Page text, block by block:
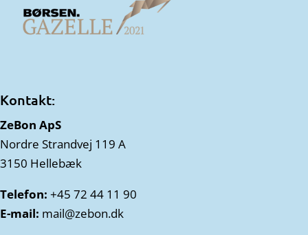
Kontakt:
ZeBon ApS
Nordre Strandvej 119 A
3150 Hellebæk
Telefon: +45 72 44 11 90
E-mail: mail@zebon.dk